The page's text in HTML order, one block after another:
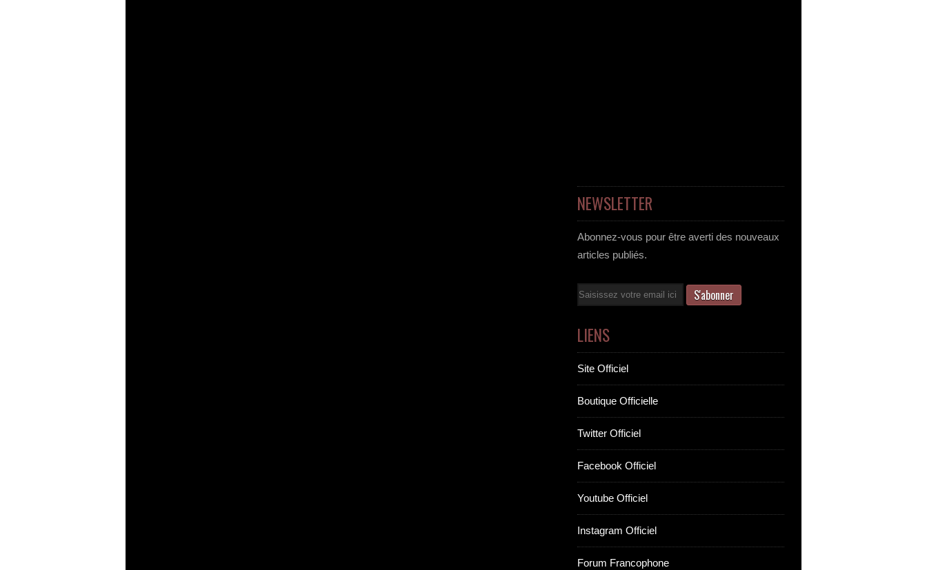
NEWSLETTER
Abonnez-vous pour être averti des nouveaux
articles publiés.
Email
LIENS
Site Officiel
Boutique Officielle
Twitter Officiel
Facebook Officiel
Youtube Officiel
Instagram Officiel
Forum Francophone